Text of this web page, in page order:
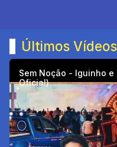
Últimos Vídeos
Sem Noção - Iguinho
Oficial)